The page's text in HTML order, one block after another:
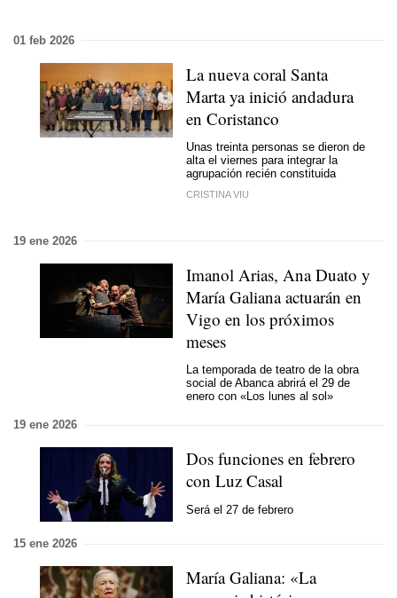
01 feb 2026
La nueva coral Santa
Marta ya inició andadura
en Coristanco
Unas treinta personas se dieron de
alta el viernes para integrar la
agrupación recién constituida
CRISTINA VIU
19 ene 2026
Imanol Arias, Ana Duato y
María Galiana actuarán en
Vigo en los próximos
meses
La temporada de teatro de la obra
social de Abanca abrirá el 29 de
enero con «Los lunes al sol»
19 ene 2026
Dos funciones en febrero
con Luz Casal
Será el 27 de febrero
15 ene 2026
María Galiana: «La